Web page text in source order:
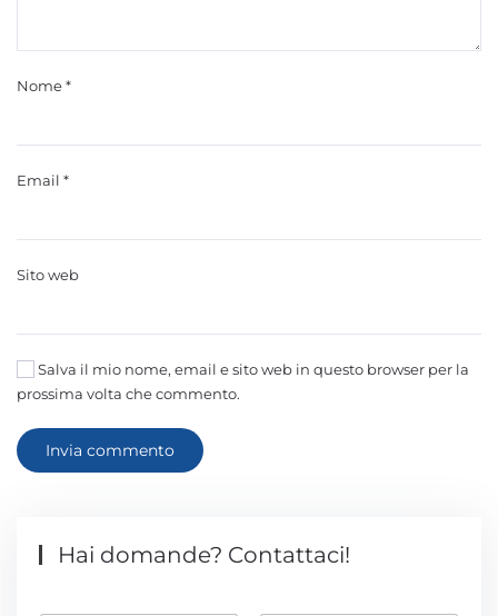
Nome*
Email *
Sito web
Salva il mio nome, email e sito web in questo browser per la
prossima volta che commento.
Invia commento
Hai domande? Contattaci!